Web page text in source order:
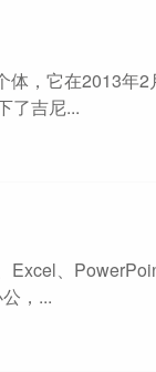
体，它在2013年
了吉尼...
Excel、
，...